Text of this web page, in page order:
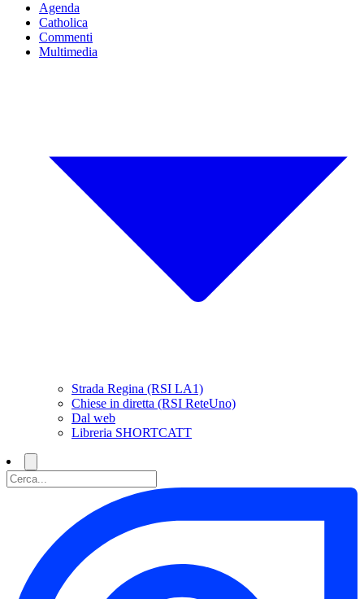
Agenda
Catholica
Commenti
Multimedia
Strada Regina (RSI LA1)
Chiese in diretta (RSI ReteUno)
Dal web
Libreria SHORTCATT